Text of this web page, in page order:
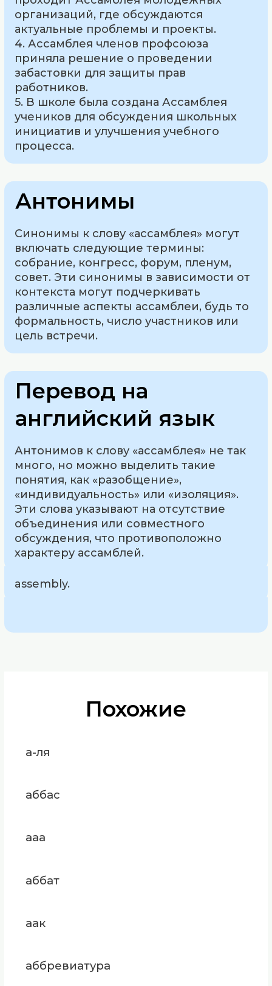
организаций, где обсуждаются
актуальные проблемы и проекты.
4. Ассамблея членов профсоюза
приняла решение о проведении
забастовки для защиты прав
работников.
5. В школе была создана Ассамблея
учеников для обсуждения школьных
инициатив и улучшения учебного
процесса.
Антонимы
Синонимы к слову «ассамблея» могут
включать следующие термины:
собрание, конгресс, форум, пленум,
совет. Эти синонимы в зависимости от
контекста могут подчеркивать
различные аспекты ассамблеи, будь то
формальность, число участников или
цель встречи.
Перевод на
английский язык
Антонимов к слову «ассамблея» не так
много, но можно выделить такие
понятия, как «разобщение»,
«индивидуальность» или «изоляция».
Эти слова указывают на отсутствие
объединения или совместного
обсуждения, что противоположно
характеру ассамблей.
assembly.
Похожие
а-ля
аббас
ааа
аббат
аак
аббревиатура